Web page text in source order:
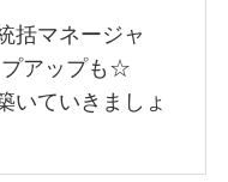
括マネージャ
プアップも☆
いていきましょ